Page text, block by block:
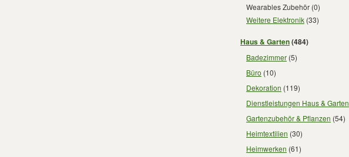
Wearables Zubehör (0)
Weitere Elektronik (33)
Haus & Garten(484)
Badezimmer (5)
Büro (10)
Dekoration (119)
Dienstleistungen Haus & Garten
Gartenzubehör & Pflanzen (54)
Heimtextilien (30)
Heimwerken (61)